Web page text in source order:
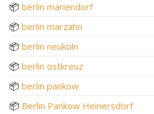
📦 berlin mariendorf
📦 berlin marzahn
📦 berlin neuköln
📦 berlin ostkreuz
📦 berlin pankow
📦 Berlin Pankow Heinersdorf